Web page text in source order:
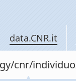
data.CNR.it
cnr/